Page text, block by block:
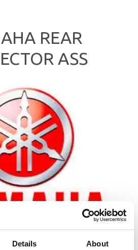
Details About
REAR
ASS